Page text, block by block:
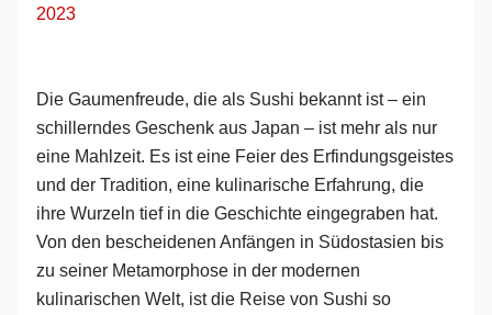
2023
Die Gaumenfreude, die als Sushi bekannt ist – ein
schillerndes Geschenk aus Japan – ist mehr als nur
eine Mahlzeit. Es ist eine Feier des Erfindungsgeistes
und der Tradition, eine kulinarische Erfahrung, die
ihre Wurzeln tief in die Geschichte eingegraben hat.
Von den bescheidenen Anfängen in Südostasien bis
zu seiner Metamorphose in der modernen
kulinarischen Welt, ist die Reise von Sushi so